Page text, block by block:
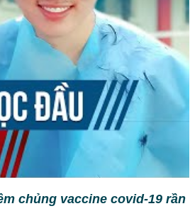
chủng vaccine covid-19 rần